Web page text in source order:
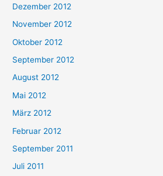
Dezember 2012
November 2012
Oktober 2012
September 2012
August 2012
Mai 2012
März 2012
Februar 2012
September 2011
Juli 2011